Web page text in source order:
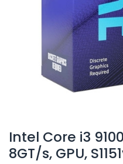
Intel Core i3
8GT/s, GPU,